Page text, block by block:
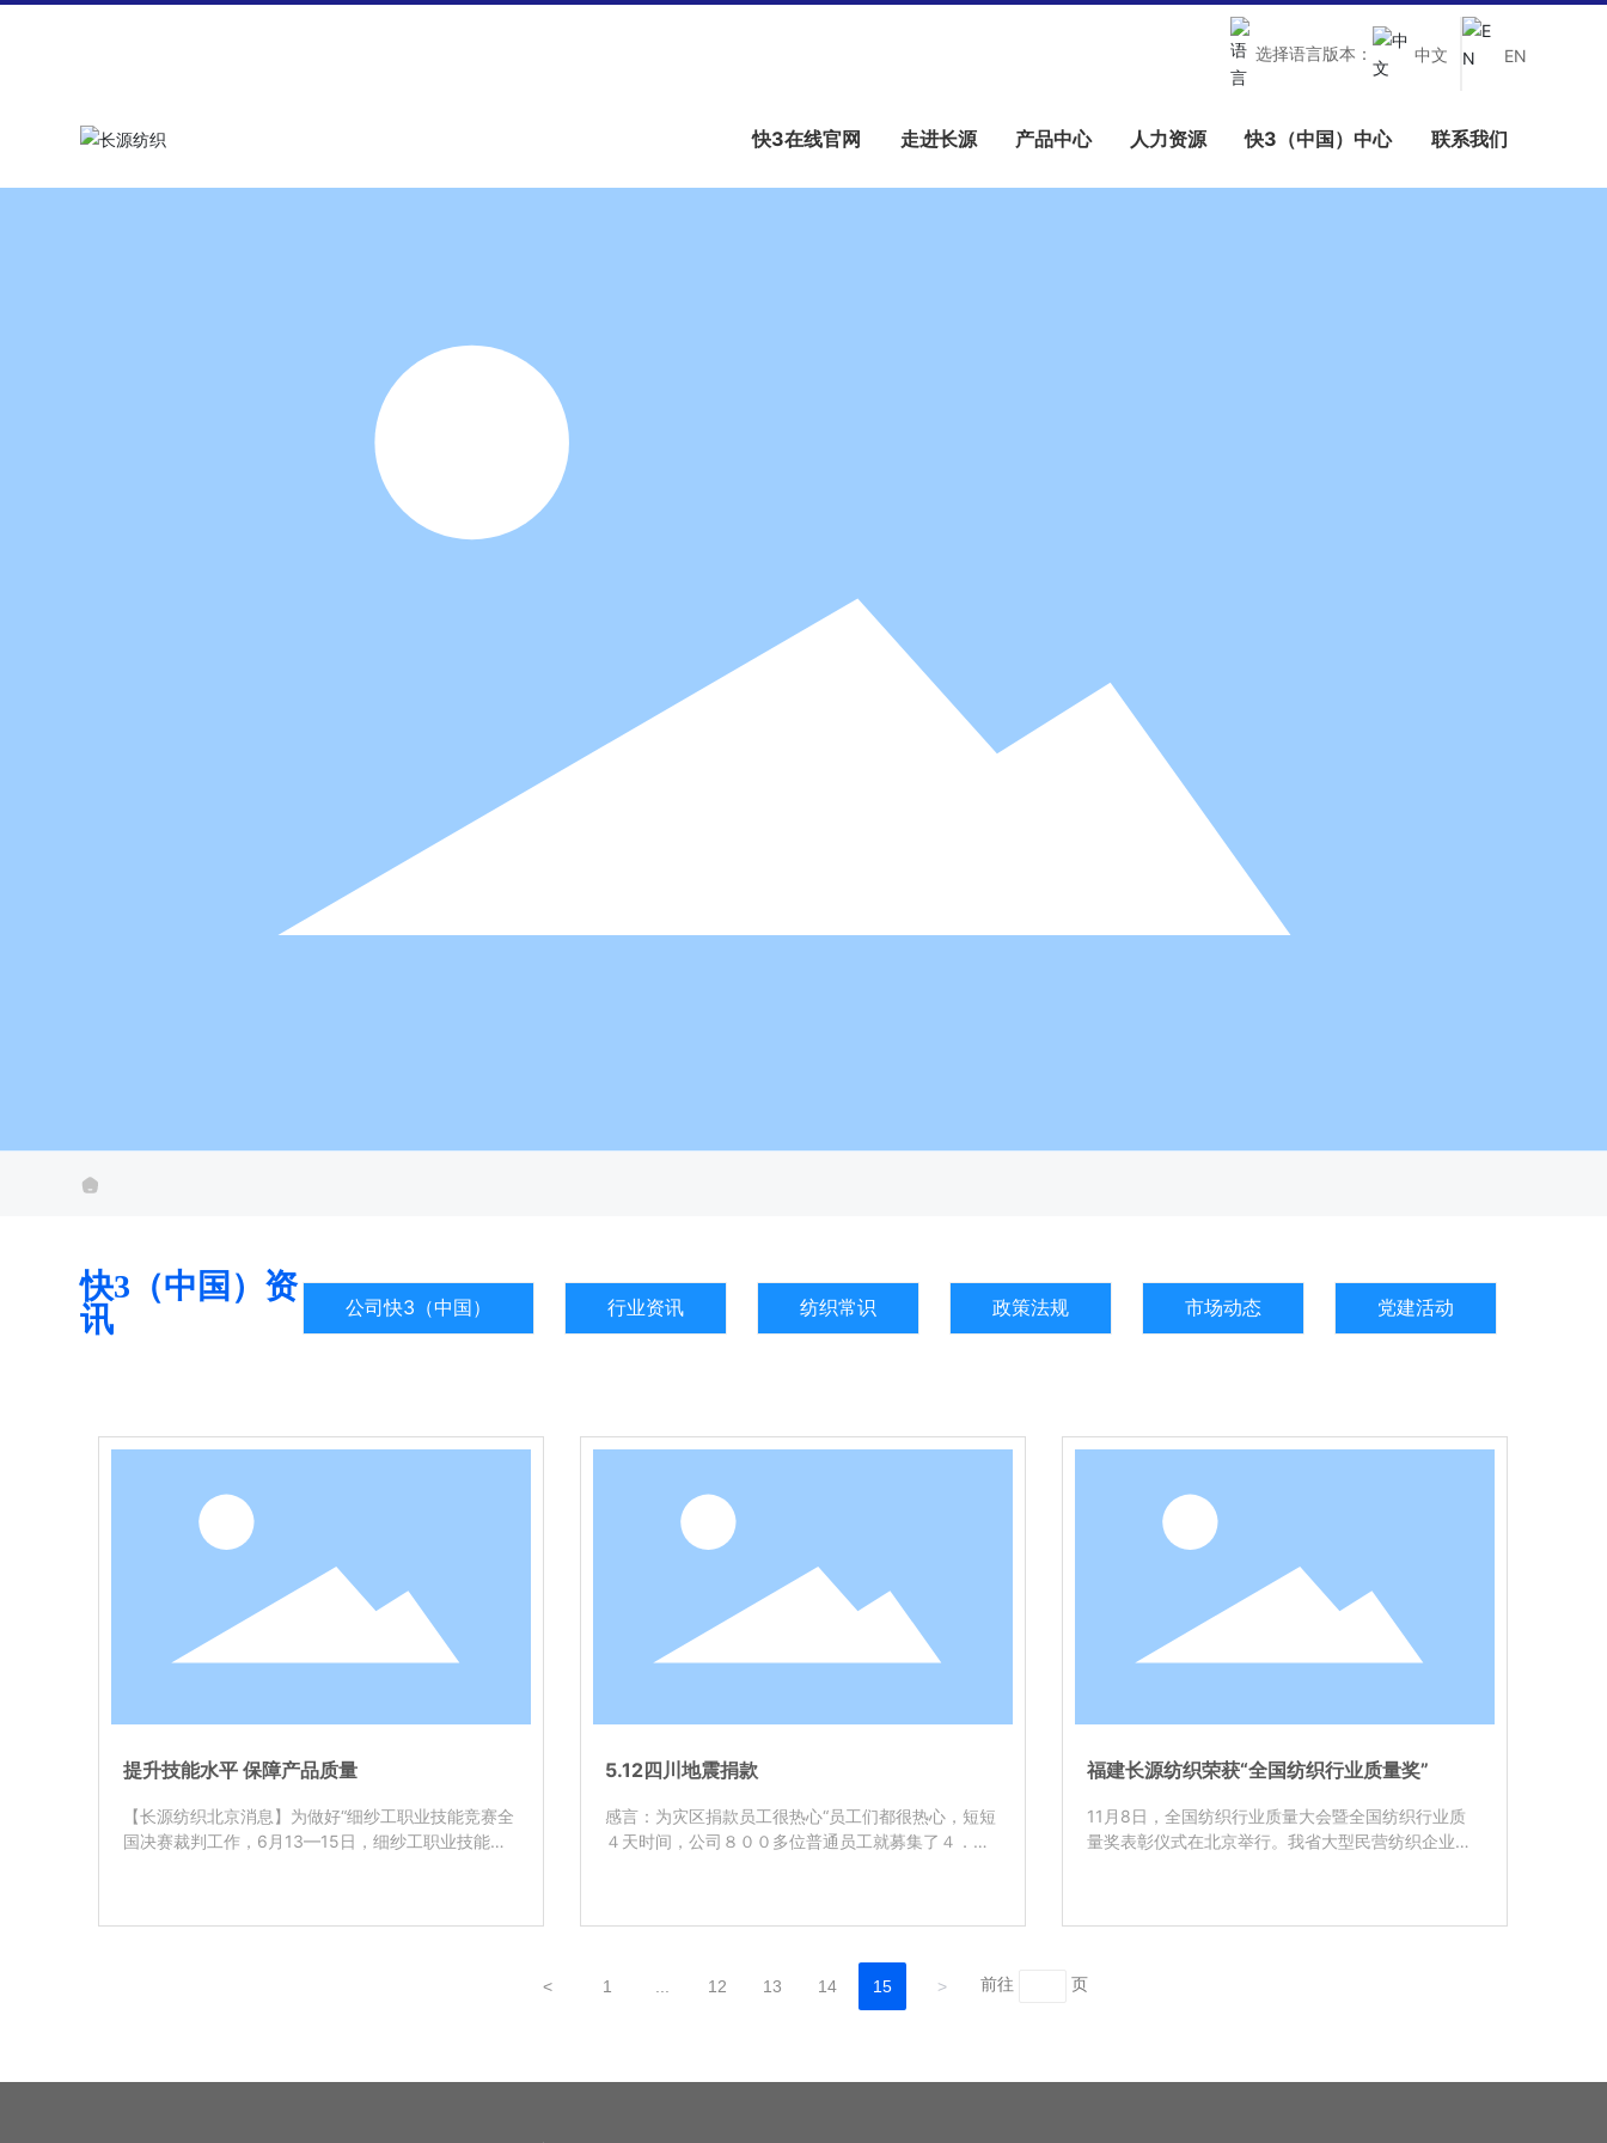
选择语言版本： 中文 EN
快3在线官网 走进长源 产品中心 人力资源 快3（中国）中心 联系我们
快3（中国）资
讯
公司快3（中国） 行业资讯 纺织常识 政策法规 市场动态 党建活动
提升技能水平 保障产品质量
【长源纺织北京消息】为做好“细纱工职业技能竞赛全
国决赛裁判工作，6月13—15日，细纱工职业技能鉴
5.12四川地震捐款
感言：为灾区捐款员工很热心“员工们都很热心，短短
４天时间，公司８００多位普通员工就募集了４．６
福建长源纺织荣获“全国纺织行业质量奖”
11月8日，全国纺织行业质量大会暨全国纺织行业质
量奖表彰仪式在北京举行。我省大型民营纺织企业
< 1 12 13 14 15 > 前往 页